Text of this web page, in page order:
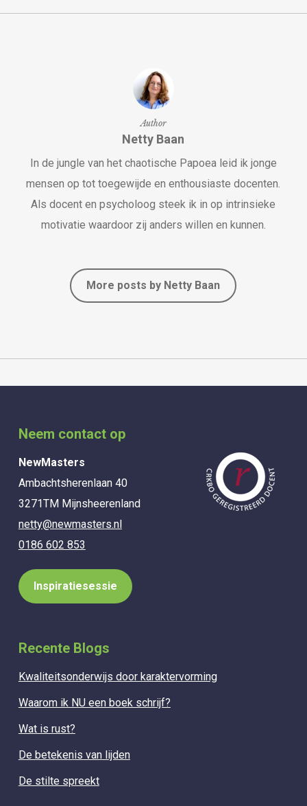
Author
Netty Baan
In de jungle van het chaotische Papoea leid ik jonge
mensen op tot toegewijde en enthousiaste docenten.
Als docent en psycholoog steek ik in op intrinsieke
motivatie waardoor zij anders willen en kunnen.
More posts by Netty Baan
Neem contact op
NewMasters
Ambachtsherenlaan 40
3271TM Mijnsheerenland
netty@newmasters.nl
0186 602 853
Inspiratiesessie
Recente Blogs
Kwaliteitsonderwijs door karaktervorming
Waarom ik NU een boek schrijf?
Wat is rust?
De betekenis van lijden
De stilte spreekt